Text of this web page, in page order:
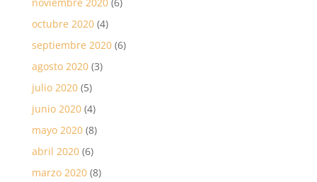
octubre 2020(4)
septiembre 2020(6)
agosto 2020(3)
julio 2020(5)
junio 2020(4)
mayo 2020(8)
abril 2020(6)
marzo 2020(8)